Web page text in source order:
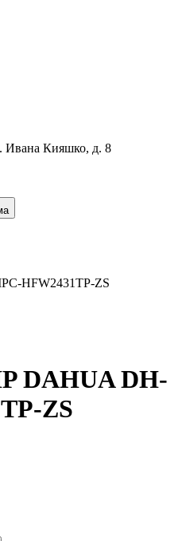
Ивана Кияшко, д. 8
HFW2431TP-ZS
DAHUA DH-
ZS